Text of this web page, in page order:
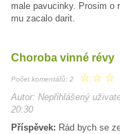
male pavucinky. Prosim o
mu zacalo darit.
Choroba vinné révy
Počet komentářů: 2 ☆ ☆ ☆
Autor: Nepřihlášený
20:30
Příspěvek: Rád bych se